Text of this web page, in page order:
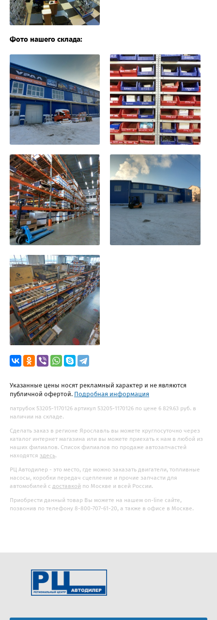
Фото нашего склада:
Указанные цены носят рекламный характер и не являются
публичной офертой. Подробная информация
патрубок 53205-1170126 артикул 53205-1170126 по цене 6 829.63 руб. в
наличии на складе.
Сделать заказ в регионе Ярославль вы можете круглосуточно через
каталог интернет магазина или вы можете приехать к нам в любой из
наших филиалов. Список филиалов по продаже автозапчастей
находятся здесь.
РЦ Автодилер - это место, где можно заказать двигатели, топливные
насосы, коробки передач сцепление и прочие запчасти для
автомобилей с доставкой по Москве и всей России.
Приобрести данный товар Вы можете на нашем on-line сайте,
позвонив по телефону 8-800-707-61-20, а также в офисе в Москве.